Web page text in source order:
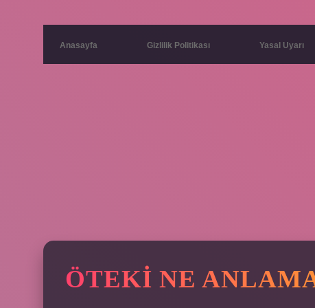
Anasayfa Gizlilik Politikası Yasal Uyarı
ÖTEKI NE